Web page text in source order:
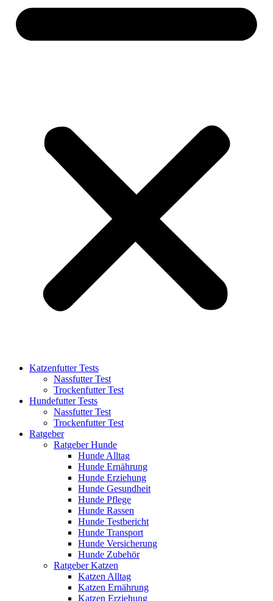
Katzenfutter Tests
Nassfutter Test
Trockenfutter Test
Hundefutter Tests
Nassfutter Test
Trockenfutter Test
Ratgeber
Ratgeber Hunde
Hunde Alltag
Hunde Ernährung
Hunde Erziehung
Hunde Gesundheit
Hunde Pflege
Hunde Rassen
Hunde Testbericht
Hunde Transport
Hunde Versicherung
Hunde Zubehör
Ratgeber Katzen
Katzen Alltag
Katzen Ernährung
Katzen Erziehung